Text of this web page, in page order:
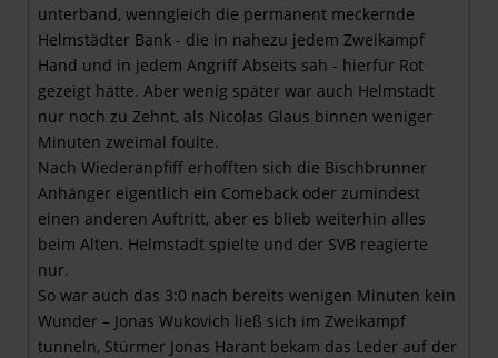
unterband, wenngleich die permanent meckernde
Helmstädter Bank - die in nahezu jedem Zweikampf
Hand und in jedem Angriff Abseits sah - hierfür Rot
gezeigt hätte. Aber wenig später war auch Helmstadt
nur noch zu Zehnt, als Nicolas Glaus binnen weniger
Minuten zweimal foulte.
Nach Wiederanpfiff erhofften sich die Bischbrunner
Anhänger eigentlich ein Comeback oder zumindest
einen anderen Auftritt, aber es blieb weiterhin alles
beim Alten. Helmstadt spielte und der SVB reagierte
nur.
So war auch das 3:0 nach bereits wenigen Minuten kein
Wunder – Jonas Wukovich ließ sich im Zweikampf
tunneln, Stürmer Jonas Harant bekam das Leder auf der